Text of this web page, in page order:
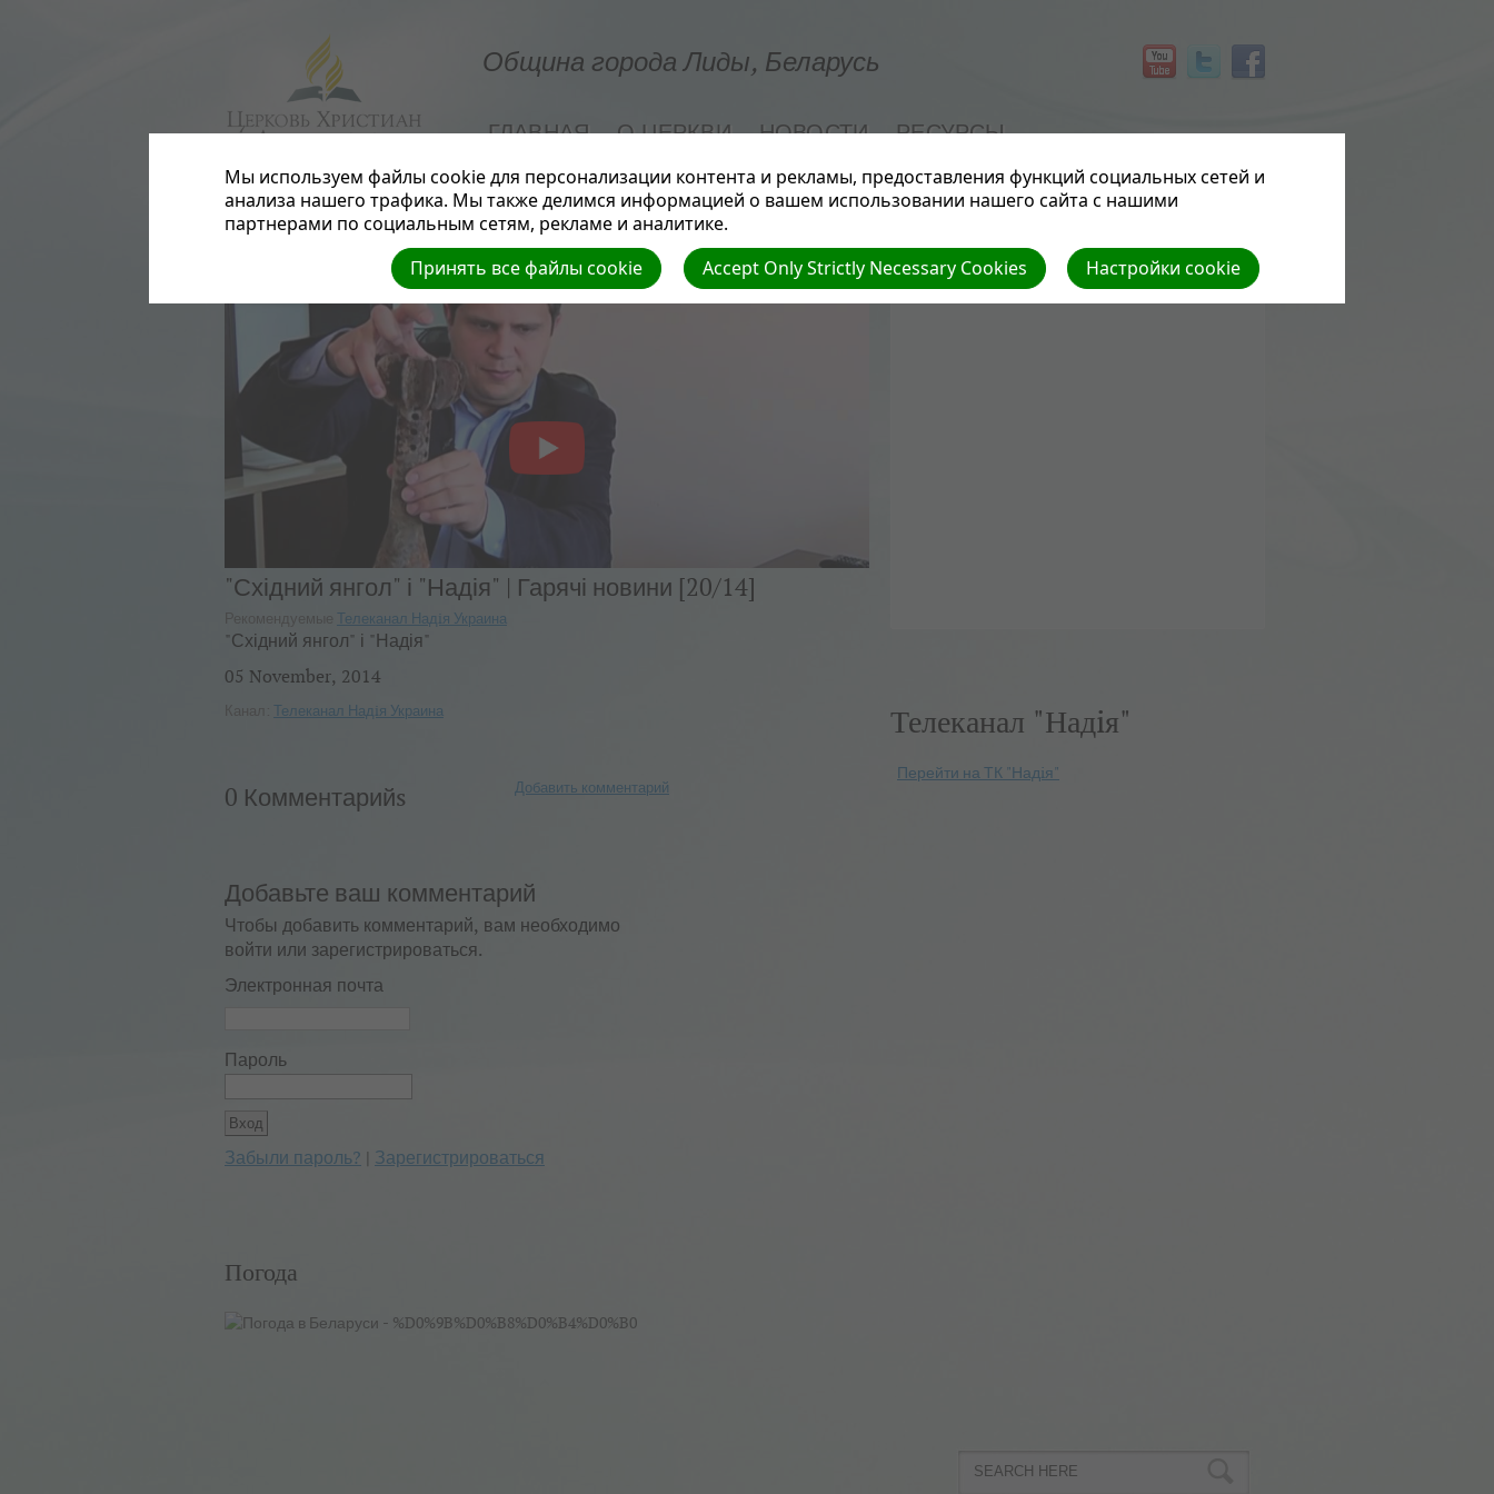
Община города Лиды, Беларусь
ГЛАВНАЯ О ЦЕРКВИ НОВОСТИ
РЕСУРСЫ
СЕМЬЯ И ЗДОРОВЬЕ
"Східний янгол" і "Надія" | Гарячі новини [20/14]
Рекомендуемые Телеканал Надiя Украина
"Східний янгол" і "Надія"
05 November, 2014
Канал: Телеканал Надiя Украина
0 Комментарийs Добавить комментарий
Добавьте ваш комментарий
Чтобы добавить комментарий, вам необходимо
войти или зарегистрироваться.
Электронная почта
Пароль
Забыли пароль? | Зарегистрироваться
Телеканал "Надiя"
Перейти на ТК "Надiя"
Погода
Мы используем файлы cookie для персонализации контента и рекламы, предоставления функций социальных сетей и
анализа нашего трафика. Мы также делимся информацией о вашем использовании нашего сайта с нашими
партнерами по социальным сетям, рекламе и аналитике.
Настройки cookie
Accept Only Strictly Necessary Cookies
Принять все файлы cookie